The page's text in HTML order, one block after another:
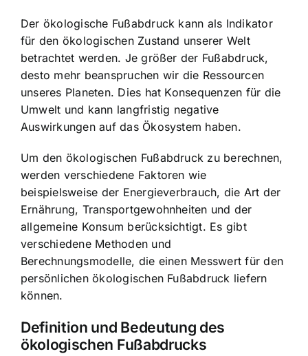
Der ökologische Fußabdruck kann als Indikator
für den ökologischen Zustand unserer Welt
betrachtet werden. Je größer der Fußabdruck,
desto mehr beanspruchen wir die Ressourcen
unseres Planeten. Dies hat Konsequenzen für die
Umwelt und kann langfristig negative
Auswirkungen auf das Ökosystem haben.
Um den ökologischen Fußabdruck zu berechnen,
werden verschiedene Faktoren wie
beispielsweise der Energieverbrauch, die Art der
Ernährung, Transportgewohnheiten und der
allgemeine Konsum berücksichtigt. Es gibt
verschiedene Methoden und
Berechnungsmodelle, die einen Messwert für den
persönlichen ökologischen Fußabdruck liefern
können.
Definition und Bedeutung des
ökologischen Fußabdrucks